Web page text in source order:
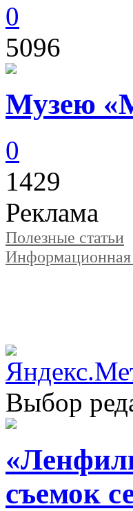
0
5096
Музею
0
1429
Реклама
Полезные статьи
Информационная
Выбор
съемок